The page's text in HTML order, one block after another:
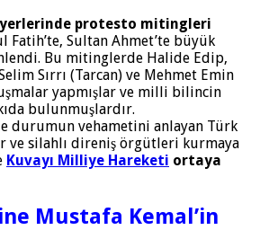
protesto mitingleri
Fatih’te, Sultan Ahmet’te büyük
Bu mitinglerde Halide Edip,
Sırrı (Tarcan) ve Mehmet Emin
yapmışlar ve milli bilincin
bulunmuşlardır.
durumun vehametini anlayan Türk
ve silahlı direniş örgütleri kurmaya
Kuvayı Milliye Hareketi ortaya
Mustafa Kemal’in